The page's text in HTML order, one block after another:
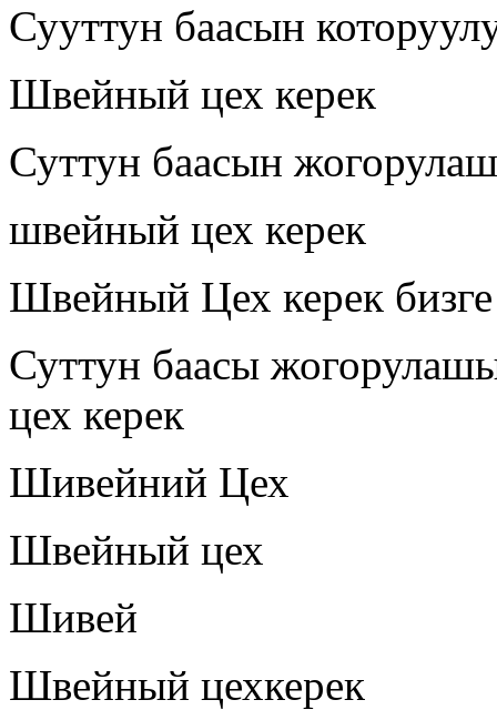
Сууттун баасын
Швейный цех керек
Суттун баасын
швейный цех керек
Швейный Цех керек бизге
Суттун баасы
цех керек
Шивейний Цех
Швейный цех
Шивей
Швейный цехкерек